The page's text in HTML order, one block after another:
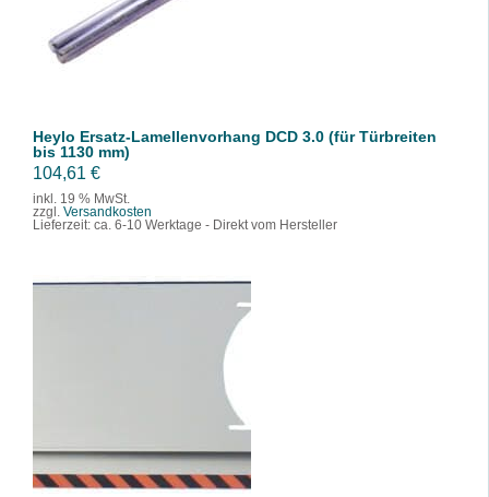
/
DETAILS
Heylo Ersatz-Lamellenvorhang DCD 3.0 (für Türbreiten
bis 1130 mm)
104,61 €
inkl. 19 % MwSt.
zzgl. Versandkosten
Lieferzeit: ca. 6-10 Werktage - Direkt vom Hersteller